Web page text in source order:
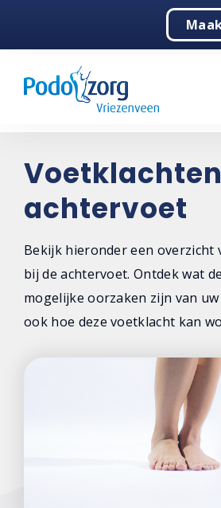
Podotherapie
Over ons
Contact
achtervoet
Bekijk hieronder een overzicht
bij de achtervoet. Ontdek wat
mogelijke oorzaken zijn van
ook hoe deze voetklacht kan